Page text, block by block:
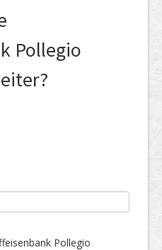
Pollegio
Pollegio